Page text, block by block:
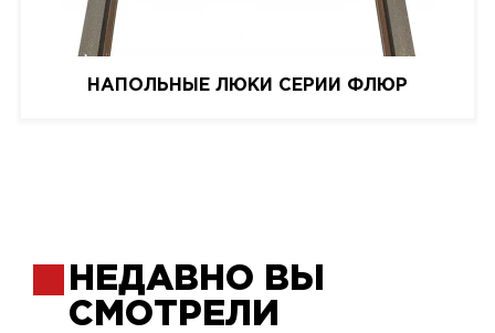
НАПОЛЬНЫЕ ЛЮКИ СЕРИИ ФЛЮР
НЕДАВНО ВЫ
СМОТРЕЛИ